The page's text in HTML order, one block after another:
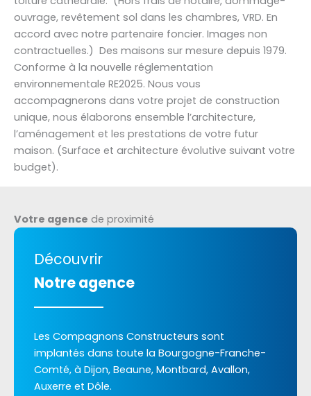
ouvrage, revêtement sol dans les chambres, VRD. En
accord avec notre partenaire foncier. Images non
contractuelles.) Des maisons sur mesure depuis 1979.
Conforme à la nouvelle réglementation
environnementale RE2025. Nous vous
accompagnerons dans votre projet de construction
unique, nous élaborons ensemble l’architecture,
l’aménagement et les prestations de votre futur
maison. (Surface et architecture évolutive suivant votre
budget).
Votre agence de proximité
Découvrir
Notre agence
Les Compagnons Constructeurs sont
implantés dans toute la Bourgogne-Franche-
Comté, à Dijon, Beaune, Montbard, Avallon,
Auxerre et Dôle.